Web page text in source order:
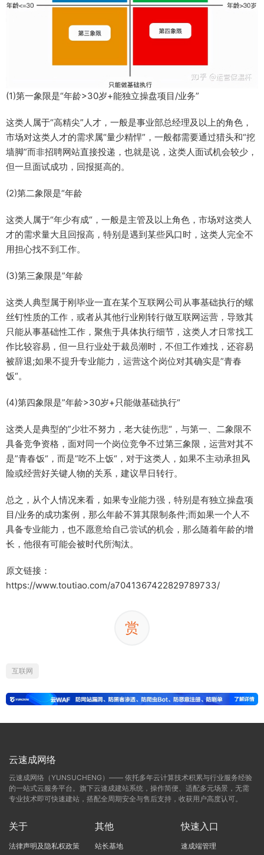
(1)第一象限是“年龄>30岁+能独立操盘项目/业务”
这类人属于“高精尖”人才，一般是事业部总经理及以上的角色，
市场对这类人才的需求属“量少精悍”，一般都需要通过猎头和“挖
墙脚”而非招聘网站直接投递，也就是说，这类人面试机会较少，
但一旦面试成功，回报挺高的。
(2)第二象限是“年龄
这类人属于“年少有成“，一般是主管及以上角色，市场对这类人
才的需求量大且回报高，特别是遇到某些风口时，这类人完全不
用担心找不到工作。
(3)第三象限是”年龄
这类人典型属于刚毕业一直在某个互联网公司从事基础执行的螺
丝钉性质的工作，或者从其他行业刚转行做互联网运营，导致其
只能从事基础性工作，聚焦于具体执行细节，这类人才日常找工
作比较容易，但一旦行业处于裁员潮时，不但工作难找，还容易
被辞退;如果不提升专业能力，运营这个岗位对其确实是”青春
饭“。
(4)第四象限是”年龄>30岁+只能做基础执行“
这类人是典型的”少壮不努力，老大徒伤悲“，与第一、二象限不
具备竞争资格，面对同一个岗位竞争不过第三象限，运营对其不
是”青春饭“，而是”吃不上饭“，对于这类人，如果不主动承担风
险或经营好关键人物的关系，建议早日转行。
总之，从个人情况来看，如果专业能力强，特别是有独立操盘项
目/业务的成功案例，那么年龄不算其限制条件;而如果一个人不
具备专业能力，也不愿意给自己尝试的机会，那么随着年龄的增
长，他很有可能会被时代所淘汰。
原文链接：
https://www.toutiao.com/a7041367422829789733/
赏
互联网
云速成网络
云速成网络（YUNSUCHENG）—— 依托多年云计算技术积累与行业服务经验
的一站式云服务平台。旗下云速成建站系统，操作简便、适配多元场景，无需
专业技术即可快速建站，搭配全周期安全与售后支持，收获用户高度认可。
关于
法律声明及隐私权政策
其他
站长基地
快速入口
速成端管理